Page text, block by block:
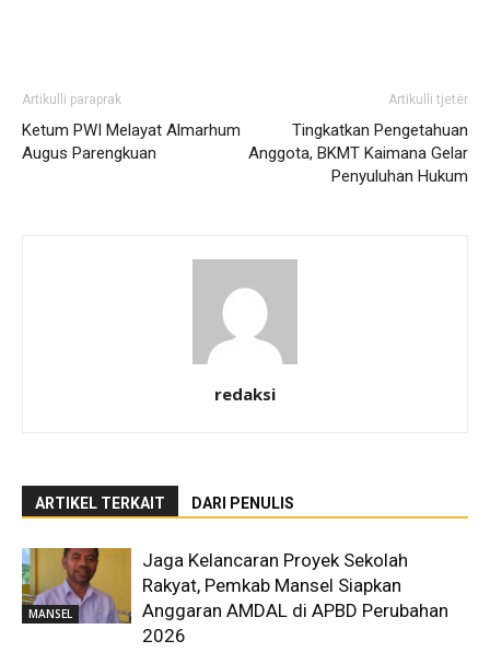
Artikulli paraprak
Ketum PWI Melayat Almarhum
Augus Parengkuan
Artikulli tjetër
Tingkatkan Pengetahuan
Anggota, BKMT Kaimana Gelar
Penyuluhan Hukum
redaksi
ARTIKEL TERKAIT DARI PENULIS
MANSEL
Jaga Kelancaran Proyek Sekolah
Rakyat, Pemkab Mansel Siapkan
Anggaran AMDAL di APBD Perubahan
2026